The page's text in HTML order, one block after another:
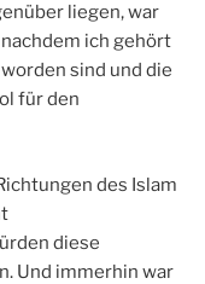
liegen, war
ich gehört
sind und die
für den
des Islam
diese
Und immerhin war